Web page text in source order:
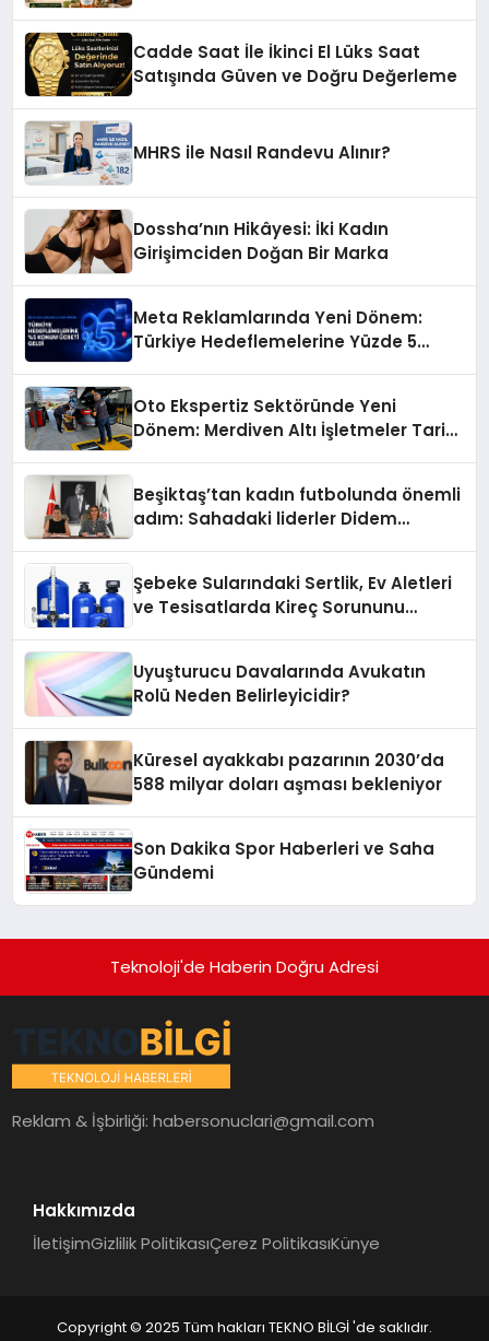
Cadde Saat İle İkinci El Lüks Saat
Satışında Güven ve Doğru Değerleme
MHRS ile Nasıl Randevu Alınır?
Dossha’nın Hikâyesi: İki Kadın
Girişimciden Doğan Bir Marka
Meta Reklamlarında Yeni Dönem:
Türkiye Hedeflemelerine Yüzde 5
Oto Ekspertiz Sektöründe Yeni
Dönem: Merdiven Altı İşletmeler Tarih
Beşiktaş’tan kadın futbolunda önemli
adım: Sahadaki liderler Didem
Şebeke Sularındaki Sertlik, Ev Aletleri
ve Tesisatlarda Kireç Sorununu
Uyuşturucu Davalarında Avukatın
Rolü Neden Belirleyicidir?
Küresel ayakkabı pazarının 2030’da
588 milyar doları aşması bekleniyor
Son Dakika Spor Haberleri ve Saha
Gündemi
Teknoloji'de Haberin Doğru Adresi
Reklam & İşbirliği:habersonuclari@gmail.com
Hakkımızda
İletişimGizlilik PolitikasıÇerez PolitikasıKünye
Copyright © 2025 Tüm hakları TEKNO BİLGİ 'de saklıdır.